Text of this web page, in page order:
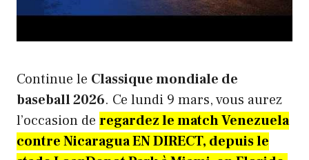
Continue le Classique mondiale de
baseball 2026. Ce lundi 9 mars, vous aurez
l’occasion de regardez le match Venezuela
contre Nicaragua EN DIRECT, depuis le